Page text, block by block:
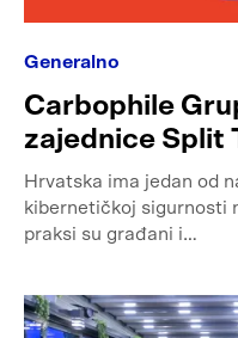
Generalno
Carbophile
zajednice Split
Hrvatska ima jedan od
kibernetičkoj sigurnosti
praksi su građani i…